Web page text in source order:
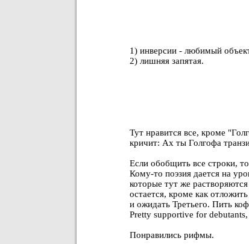
1) инверсии - любимый
2) лишняя запятая.
Тут нравится все, кроме
кричит: Ах ты Голгофа
Если обобщить все строки,
Кому-то поэзия дается на
которые тут же
остается, кроме как
и ожидать Третьего. Пить
Pretty supportive for debutants,
Понравились рифмы.